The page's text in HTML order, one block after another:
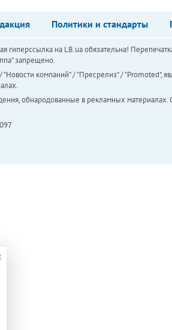
Политики и стандарты
на LB.ua обязательна!
запрещено.
компаний" / "Пресрелиз" / "Promoted",
обнародованные в рекламных материалах.